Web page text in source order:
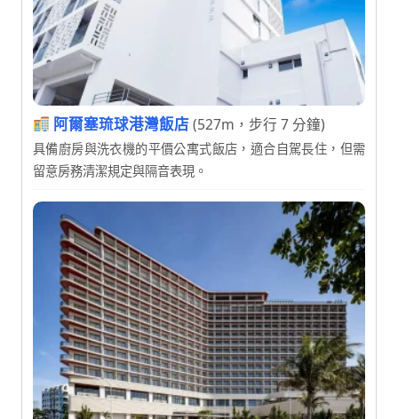
阿爾塞琉球港灣飯店(527m，步行 7 分鐘)
具備廚房與洗衣機的平價公寓式飯店，適合自駕長住，但需
留意房務清潔規定與隔音表現。